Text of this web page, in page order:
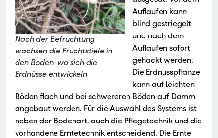
Nach der Befruchtung
wachsen die Fruchtstiele in
den Boden, wo sich die
Erdnüsse entwickeln
Auflaufen kann
blind gestriegelt
und nach dem
Auflaufen sofort
gehackt werden.
Die Erdnusspflanze
kann auf leichten
Böden flach und bei schwereren Böden auf Damm
angebaut werden. Für die Auswahl des Systems ist
neben der Bodenart, auch die Pflegetechnik und die
vorhandene Erntetechnik entscheidend. Die Ernte